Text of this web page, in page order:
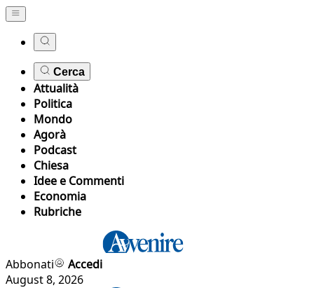
Cerca
Attualità
Politica
Mondo
Agorà
Podcast
Chiesa
Idee e Commenti
Economia
Rubriche
Abbonati
Accedi
August 8, 2026